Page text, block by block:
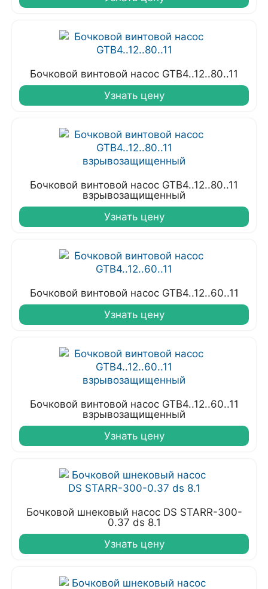
Бочковой винтовой насос GTB4..12..80..11
Узнать цену
Бочковой винтовой насос GTB4..12..80..11
взрывозащищенный
Узнать цену
Бочковой винтовой насос GTB4..12..60..11
Узнать цену
Бочковой винтовой насос GTB4..12..60..11
взрывозащищенный
Узнать цену
Бочковой шнековый насос DS STARR-300-
0.37 ds 8.1
Узнать цену